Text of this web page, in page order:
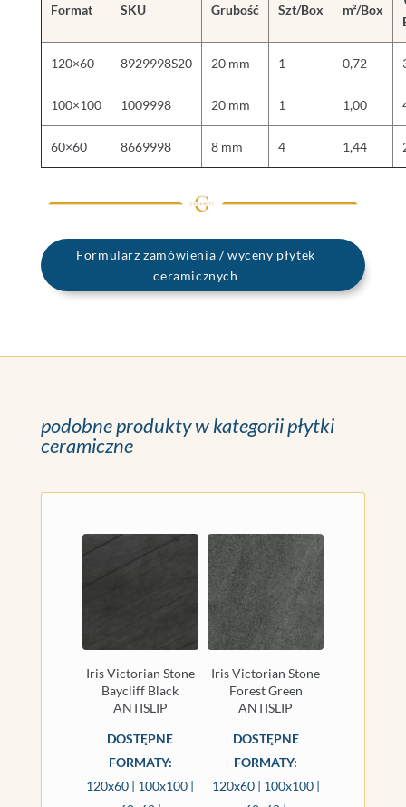
Format SKU Grubość Szt/Box m²/Box
120×60 8929998S20 20 mm 1 0,72
100×100 1009998 20 mm 1 1,00
60×60 8669998 8 mm 4 1,44
Formularz zamówienia / wyceny płytek
ceramicznych
podobne produkty w kategorii płytki
ceramiczne
Iris Victorian Stone
Baycliff Black
ANTISLIP
DOSTĘPNE
FORMATY:
120x60 | 100x100 |
Iris Victorian Stone
Forest Green
ANTISLIP
DOSTĘPNE
FORMATY:
120x60 | 100x100 |